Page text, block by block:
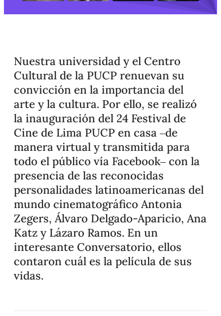
Nuestra universidad y el Centro
Cultural de la PUCP renuevan su
convicción en la importancia del
arte y la cultura. Por ello, se realizó
la inauguración del 24 Festival de
Cine de Lima PUCP en casa –de
manera virtual y transmitida para
todo el público vía Facebook– con la
presencia de las reconocidas
personalidades latinoamericanas del
mundo cinematográfico Antonia
Zegers, Álvaro Delgado-Aparicio, Ana
Katz y Lázaro Ramos. En un
interesante Conversatorio, ellos
contaron cuál es la película de sus
vidas.